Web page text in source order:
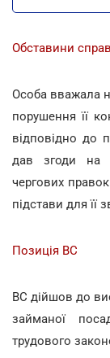
Обставини
Особа вважала
порушення її
відповідно до
дав згоди на
чергових
підстави для її
Позиція ВС
ВС дійшов до
займаної
трудового